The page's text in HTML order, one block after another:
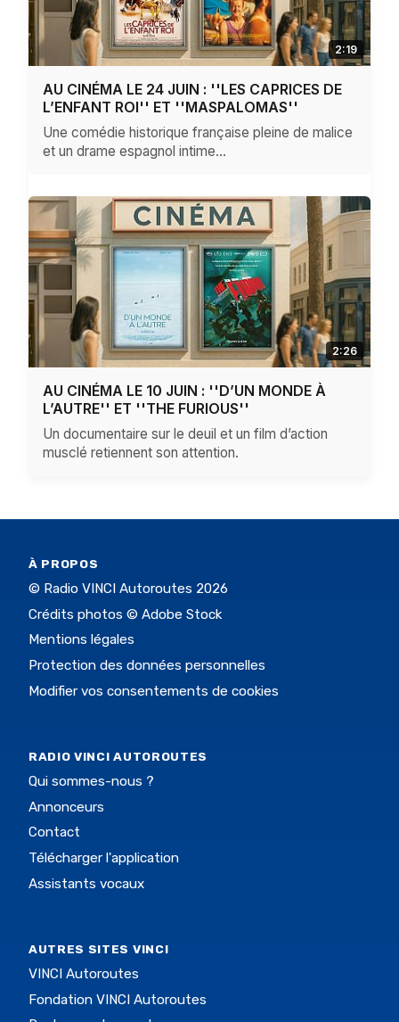
2:19
AU CINÉMA LE 24 JUIN : ''LES CAPRICES DE
L’ENFANT ROI'' ET ''MASPALOMAS''
Une comédie historique française pleine de malice
et un drame espagnol intime…
2:26
AU CINÉMA LE 10 JUIN : ''D’UN MONDE À
L’AUTRE'' ET ''THE FURIOUS''
Un documentaire sur le deuil et un film d’action
musclé retiennent son attention.
À PROPOS
© Radio VINCI Autoroutes 2026
Crédits photos © Adobe Stock
Mentions légales
Protection des données personnelles
Modifier vos consentements de cookies
RADIO VINCI AUTOROUTES
Qui sommes-nous ?
Annonceurs
Contact
Télécharger l'application
Assistants vocaux
AUTRES SITES VINCI
VINCI Autoroutes
Fondation VINCI Autoroutes